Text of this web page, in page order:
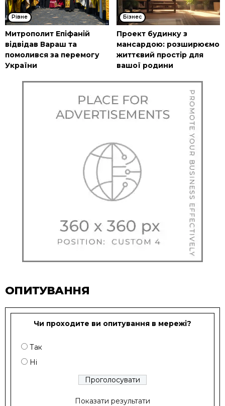
Рівне
Митрополит Епіфаній
відвідав Вараш та
помолився за перемогу
України
Бізнес
Проект будинку з
мансардою: розширюємо
життєвий простір для
вашої родини
ОПИТУВАННЯ
Чи проходите ви опитування в мережі?
Так
Ні
Показати результати